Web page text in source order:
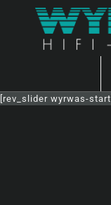
[rev_slider wyrwas-start]